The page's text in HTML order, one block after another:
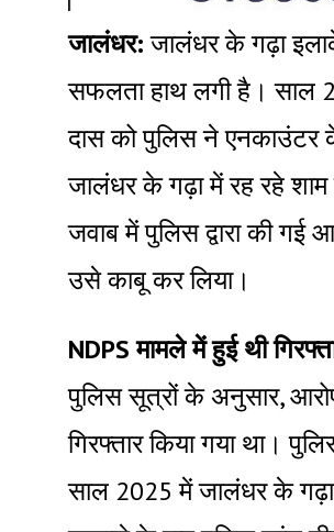
जालंधर:जालंधर के गढ़ा
सफलता हाथ लगी है। साल
दास को पुलिस ने एनकाउंटर
जालंधर के गढ़ा में रह रहे
जवाब में पुलिस द्वारा की गई
उसे काबू कर लिया।
NDPS मामले में हुई थी
पुलिस सूत्रों के अनुसार,
गिरफ्तार किया गया था।
साल 2025 में जालंधर के गढ़ा